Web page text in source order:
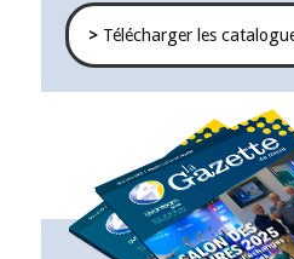
>Télécharger les